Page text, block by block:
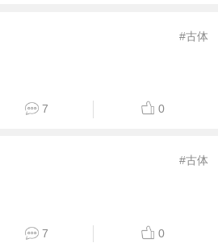
#古体
7 0
#古体
7 0